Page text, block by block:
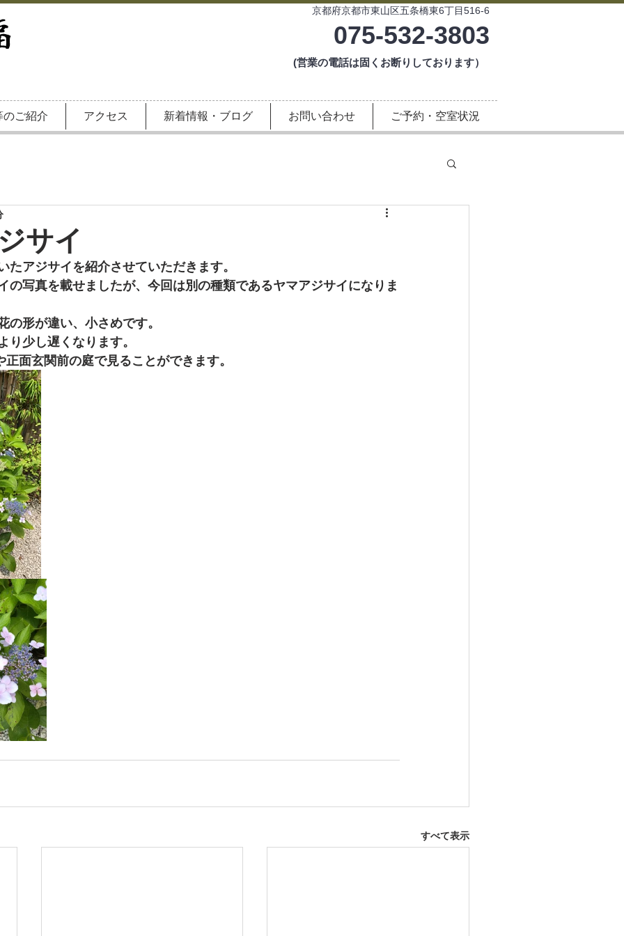
075-532-3803
(営業の電話は固くお断りしております）
京都府京都市東山区五条橋東6丁目516-6
のご紹介 アクセス 新着情報・ブログ お問い合わせ ご予約・空室状況
サイ
たアジサイを紹介させていただきます。
の写真を載せましたが、今回は別の種類であるヤマアジサイになりま
の形が違い、小さめです。
り少し遅くなります。
面玄関前の庭で見ることができます。
すべて表示